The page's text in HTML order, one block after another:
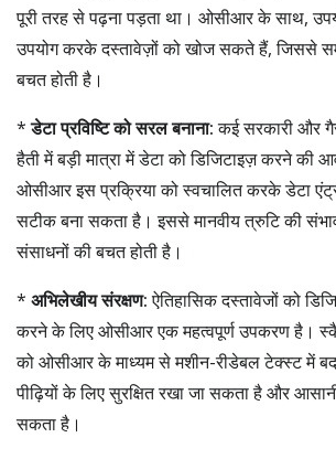
पूरी तरह से पढ़ना पड़ता था। ओसीआर के साथ,
उपयोग करके दस्तावेज़ों को खोज सकते हैं, जिससे
बचत होती है।
*डेटा प्रविष्टि को सरल बनाना:कई सरकारी और
हैती में बड़ी मात्रा में डेटा को डिजिटाइज़ करने की
ओसीआर इस प्रक्रिया को स्वचालित करके डेटा
सटीक बना सकता है। इससे मानवीय त्रुटि की
संसाधनों की बचत होती है।
* अभिलेखीय संरक्षण:ऐतिहासिक दस्तावेजों को
करने के लिए ओसीआर एक महत्वपूर्ण उपकरण है।
को ओसीआर के माध्यम से मशीन-रीडेबल टेक्स्ट में
पीढ़ियों के लिए सुरक्षित रखा जा सकता है और
सकता है।